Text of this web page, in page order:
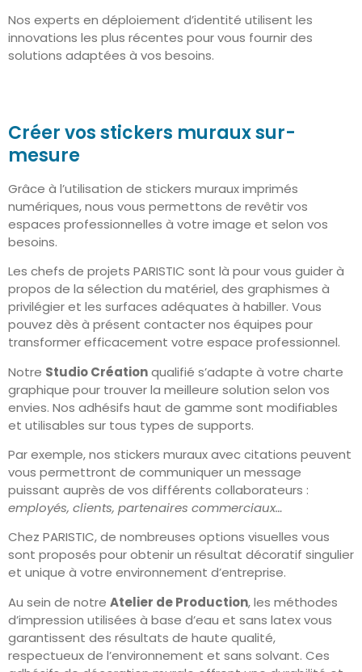
Nos experts en déploiement d’identité utilisent les
innovations les plus récentes pour vous fournir des
solutions adaptées à vos besoins.
Créer vos stickers muraux sur-
mesure
Grâce à l’utilisation de stickers muraux imprimés
numériques, nous vous permettons de revêtir vos
espaces professionnelles à votre image et selon vos
besoins.
Les chefs de projets PARISTIC sont là pour vous guider à
propos de la sélection du matériel, des graphismes à
privilégier et les surfaces adéquates à habiller. Vous
pouvez dès à présent contacter nos équipes pour
transformer efficacement votre espace professionnel.
Notre Studio Créationqualifié s’adapte à votre charte
graphique pour trouver la meilleure solution selon vos
envies. Nos adhésifs haut de gamme sont modifiables
et utilisables sur tous types de supports.
Par exemple, nos stickers muraux avec citations peuvent
vous permettront de communiquer un message
puissant auprès de vos différents collaborateurs :
employés, clients, partenaires commerciaux…
Chez PARISTIC, de nombreuses options visuelles vous
sont proposés pour obtenir un résultat décoratif singulier
et unique à votre environnement d’entreprise.
Au sein de notre Atelier de Production, les méthodes
d’impression utilisées à base d’eau et sans latex vous
garantissent des résultats de haute qualité,
respectueux de l’environnement et sans solvant. Ces